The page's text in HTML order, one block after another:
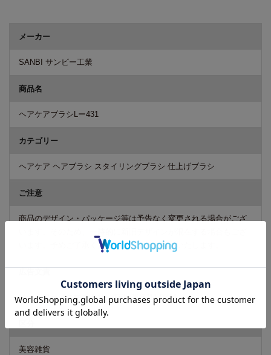
メーカー
SANBI サンビー工業
商品名
ヘアケアブラシLー431
カテゴリー
ヘアケア ヘアブラシ スタイリングブラシ 仕上げブラシ
ご注意
商品のデザイン・パッケージ等は予告なく変更される場合がござ
います。予めご了承くださいますようお願いいたします。
リーチフェイス株式会社 TEL 06-6711-0344
美容雑貨